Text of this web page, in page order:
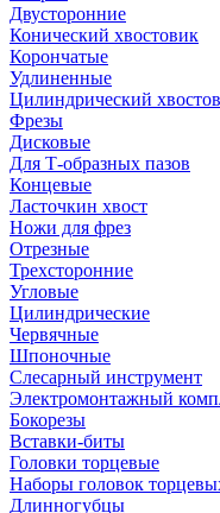
Двусторонние
Конический хвостовик
Корончатые
Удлиненные
Цилиндрический
Фрезы
Дисковые
Для Т-образных пазов
Концевые
Ласточкин хвост
Ножи для фрез
Отрезные
Трехсторонние
Угловые
Цилиндрические
Червячные
Шпоночные
Слесарный инструмент
Электромонтажный
Бокорезы
Вставки-биты
Головки торцевые
Наборы головок
Длинногубцы